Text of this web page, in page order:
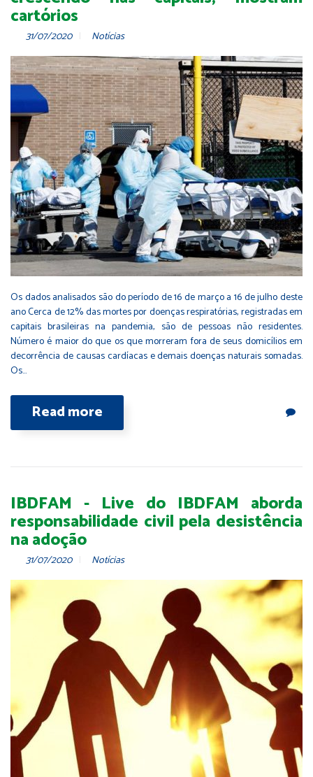
cartórios
31/07/2020 Notícias
Os dados analisados são do período de 16 de março a 16 de julho deste
ano Cerca de 12% das mortes por doenças respiratórias, registradas em
capitais brasileiras na pandemia, são de pessoas não residentes.
Número é maior do que os que morreram fora de seus domicílios em
decorrência de causas cardíacas e demais doenças naturais somadas.
Os…
Read more
IBDFAM - Live do IBDFAM aborda
responsabilidade civil pela desistência
na adoção
31/07/2020 Notícias